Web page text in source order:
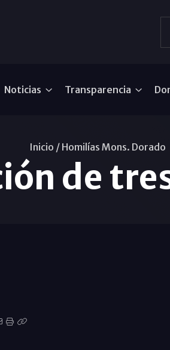
Noticias Transparencia
Inicio / Homilías Mons. Dorado
de